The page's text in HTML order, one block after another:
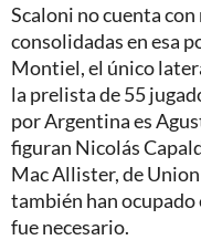
Scaloni no cuenta
consolidadas en esa
Montiel, el único
la prelista de 55
por Argentina es
figuran Nicolás
Mac Allister, de
también han ocupado
fue necesario.